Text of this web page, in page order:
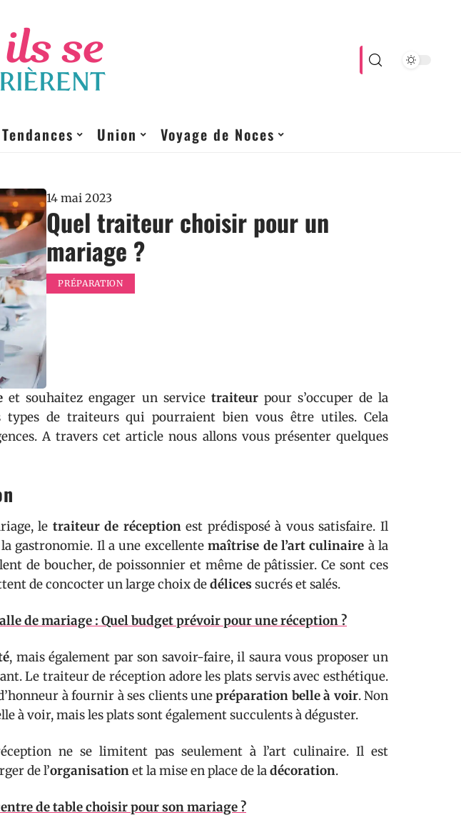
Tendances Union Voyage de Noces
14 mai 2023
Quel traiteur choisir pour un
mariage ?
PRÉPARATION
et souhaitez engager un service traiteurpour s’occuper de la
types de traiteurs qui pourraient bien vous être utiles. Cela
A travers cet article nous allons vous présenter quelques
le traiteur de réceptionest prédisposé à vous satisfaire. Il
gastronomie. Il a une excellentemaîtrise de l’art culinaire à la
de boucher, de poissonnier et même de pâtissier. Ce sont ces
de concocter un large choix dedélices sucrés et salés.
de mariage : Quel budget prévoir pour une réception ?
, mais également par son savoir-faire, il saura vous proposer un
Le traiteur de réception adore les plats servis avec esthétique.
à fournir à ses clients unepréparation belle à voir. Non
à voir, mais les plats sont également succulents à déguster.
ne se limitent pas seulement à l’art culinaire. Il est
de l’organisationet la mise en place de ladécoration.
de table choisir pour son mariage ?